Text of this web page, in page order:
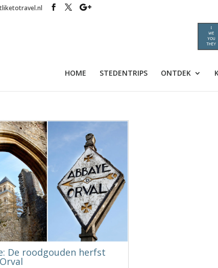
HOME STEDENTRIPS ONTDEK
De roodgouden herfst